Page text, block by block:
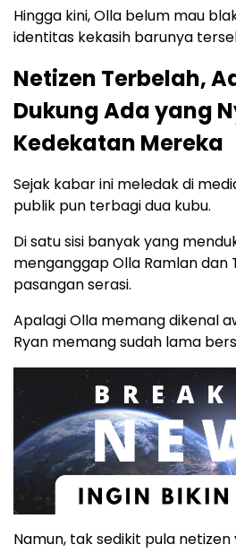
Hingga kini, Olla belum mau
identitas kekasih barunya
Netizen Terbelah,
Dukung Ada yang
Kedekatan Mereka
Sejak kabar ini meledak di
publik pun terbagi dua kubu.
Di satu sisi banyak yang
menganggap Olla Ramlan dan
pasangan serasi.
Apalagi Olla memang dikenal
Ryan memang sudah lama
Namun, tak sedikit pula